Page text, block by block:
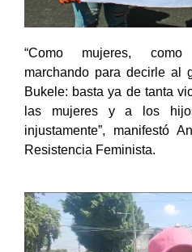
“Como mujeres, como
marchando para decirle al
Bukele: basta ya de tanta
las mujeres y a los
injustamente”, manifestó
Resistencia Feminista.